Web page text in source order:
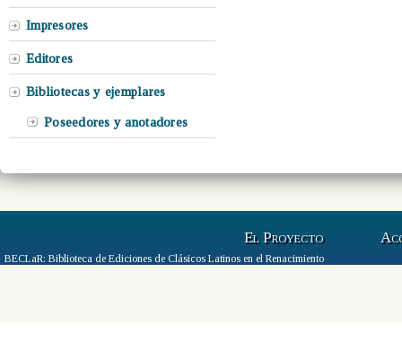
Impresores
Editores
Bibliotecas y ejemplares
Poseedores y anotadores
El Proyecto
BECLaR: Biblioteca de Ediciones de Clásicos Latinos en el Renacimiento